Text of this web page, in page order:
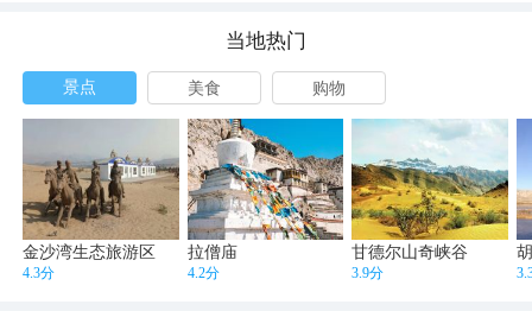
当地热门
景点 美食 购物
金沙湾生态旅游区
4.3分
拉僧庙
4.2分
甘德尔山奇峡谷
3.9分